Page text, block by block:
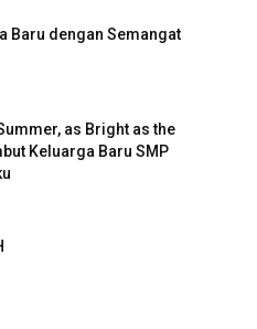
Baru dengan Semangat
as Bright as the
Keluarga Baru SMP